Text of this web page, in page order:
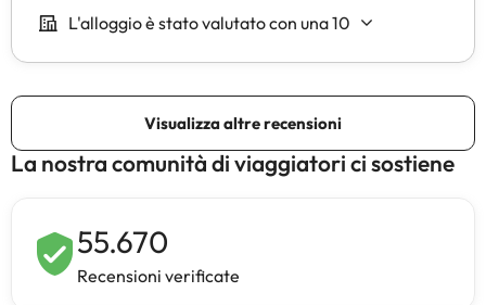
La nostra comunità di viaggiatori ci sostiene
55.670
Recensioni verificate